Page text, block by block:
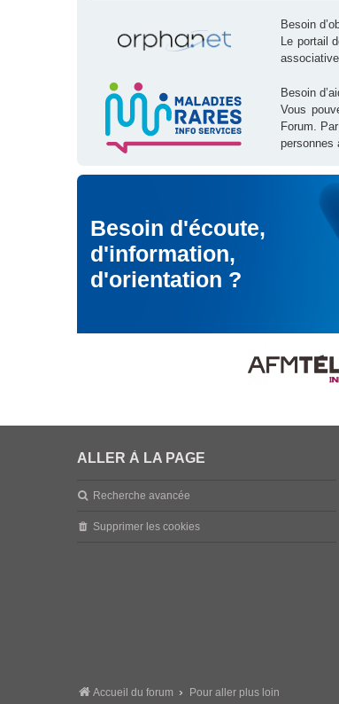
Besoin
Le portail
Besoin
Vous
Forum. Par
personnes
Besoin d'écoute,
d'information,
d'orientation ?
ALLER À LA PAGE
Recherche avancée
Supprimer les cookies
Accueil du forum Pour aller plus loin